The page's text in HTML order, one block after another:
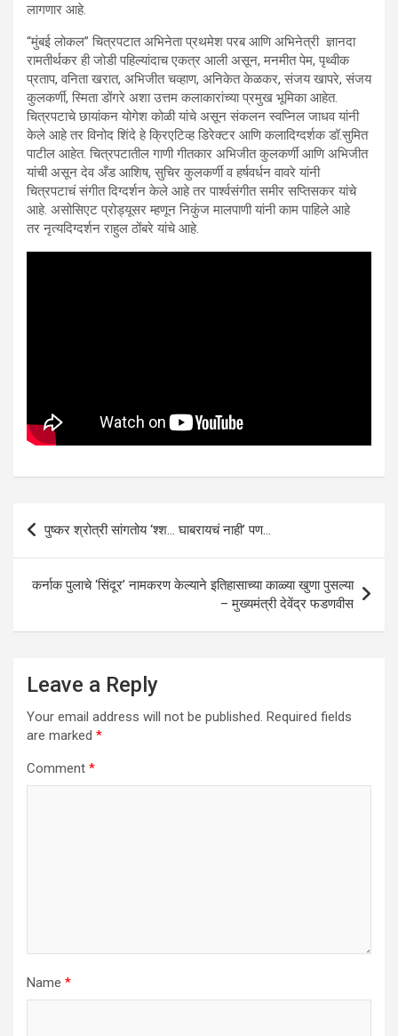
लागणार आहे.
“मुंबई लोकल” चित्रपटात अभिनेता प्रथमेश परब आणि अभिनेत्री ज्ञानदा
रामतीर्थकर ही जोडी पहिल्यांदाच एकत्र आली असून, मनमीत पेम, पृथ्वीक
प्रताप, वनिता खरात, अभिजीत चव्हाण, अनिकेत केळकर, संजय खापरे, संजय
कुलकर्णी, स्मिता डोंगरे अशा उत्तम कलाकारांच्या प्रमुख भूमिका आहेत.
चित्रपटाचे छायांकन योगेश कोळी यांचे असून संकलन स्वप्निल जाधव यांनी
केले आहे तर विनोद शिंदे हे क्रिएटिव्ह डिरेक्टर आणि कलादिग्दर्शक डॉ.सुमित
पाटील आहेत. चित्रपटातील गाणी गीतकार अभिजीत कुलकर्णी आणि अभिजीत
यांची असून देव अँड आशिष, सुचिर कुलकर्णी व हर्षवर्धन वावरे यांनी
चित्रपटाचं संगीत दिग्दर्शन केले आहे तर पार्श्वसंगीत समीर सप्तिसकर यांचे
आहे. असोसिएट प्रोड्यूसर म्हणून निकुंज मालपाणी यांनी काम पाहिले आहे
तर नृत्यदिग्दर्शन राहुल ठोंबरे यांचे आहे.
Post
navigation
पुष्कर श्रोत्री सांगतोय ‘श्श… घाबरायचं नाही’ पण…
कर्नाक पुलाचे ‘सिंदूर’ नामकरण केल्याने इतिहासाच्या काळ्या खुणा पुसल्या
– मुख्यमंत्री देवेंद्र फडणवीस
Leave a Reply
Your email address will not be published. Required fields
are marked *
Comment *
Name *